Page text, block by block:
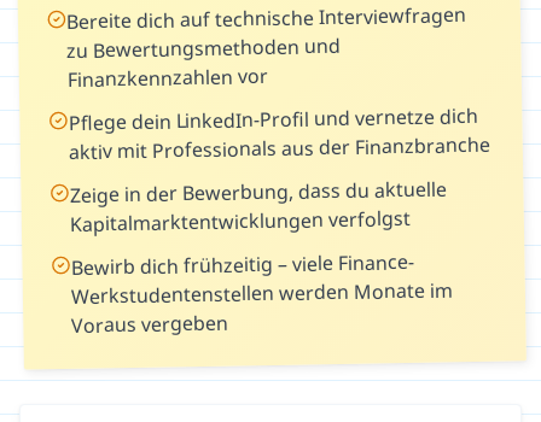
Bereite dich auf technische Interviewfragen
zu Bewertungsmethoden und
Finanzkennzahlen vor
Pflege dein LinkedIn-Profil und vernetze dich
aktiv mit Professionals aus der Finanzbranche
Zeige in der Bewerbung, dass du aktuelle
Kapitalmarktentwicklungen verfolgst
Bewirb dich frühzeitig – viele Finance-
Werkstudentenstellen werden Monate im
Voraus vergeben